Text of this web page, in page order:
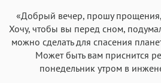
«Добрый вечер, прошу
Хочу, чтобы вы перед сном,
можно сделать для спасения
Может быть вам приснится
понедельник утром в